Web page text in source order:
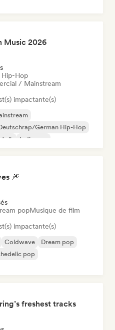
Music 2026
Hop
/ Mainstream
impactante(s)
German Hip-Hop
folk Indie pop
🎆
popMusique de film
impactante(s)
Coldwave
Dream pop
pop
freshest tracks